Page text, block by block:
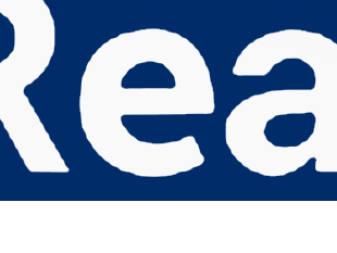
en garantissant la conformité